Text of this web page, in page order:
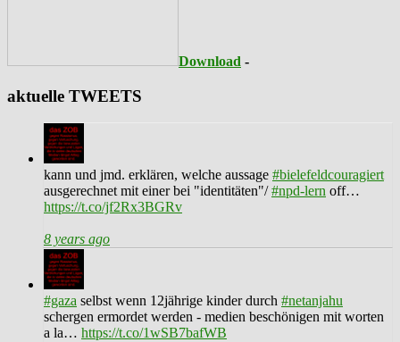
Download -
aktuelle TWEETS
kann und jmd. erklären, welche aussage #bielefeldcouragiert
ausgerechnet mit einer bei "identitäten"/#npd-lern off…
https://t.co/jf2Rx3BGRv
8 years ago
#gaza selbst wenn 12jährige kinder durch #netanjahu
schergen ermordet werden - medien beschönigen mit worten
a la… https://t.co/1wSB7bafWB